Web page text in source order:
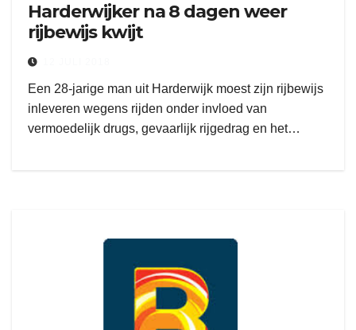
Harderwijker na 8 dagen weer
rijbewijs kwijt
Een 28-jarige man uit Harderwijk moest zijn rijbewijs
inleveren wegens rijden onder invloed van
vermoedelijk drugs, gevaarlijk rijgedrag en het…